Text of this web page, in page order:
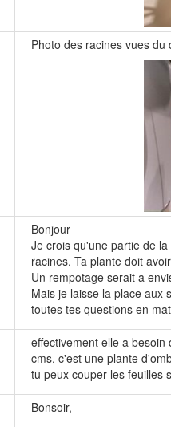
Photo des racines vues du
Bonjour
Je crois qu'une partie de
racines. Ta plante doit
Un rempotage serait a
Mais je laisse la place aux
toutes tes questions en
effectivement elle a
cms, c'est une plante
tu peux couper les feuilles
Bonsoir,